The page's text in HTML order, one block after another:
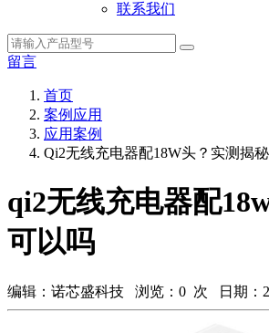
联系我们
留言
首页
案例应用
应用案例
Qi2无线充电器配18W头？实测揭
qi2无线充电器配
可以吗
编辑：诺芯盛科技 浏览： 0 次 日期：